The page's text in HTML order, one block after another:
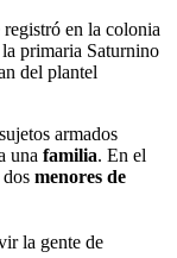
en la colonia
primaria Saturnino
del plantel
armados
una familia. En el
menores de
la gente de